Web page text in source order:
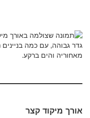
אורך מיקוד קצר